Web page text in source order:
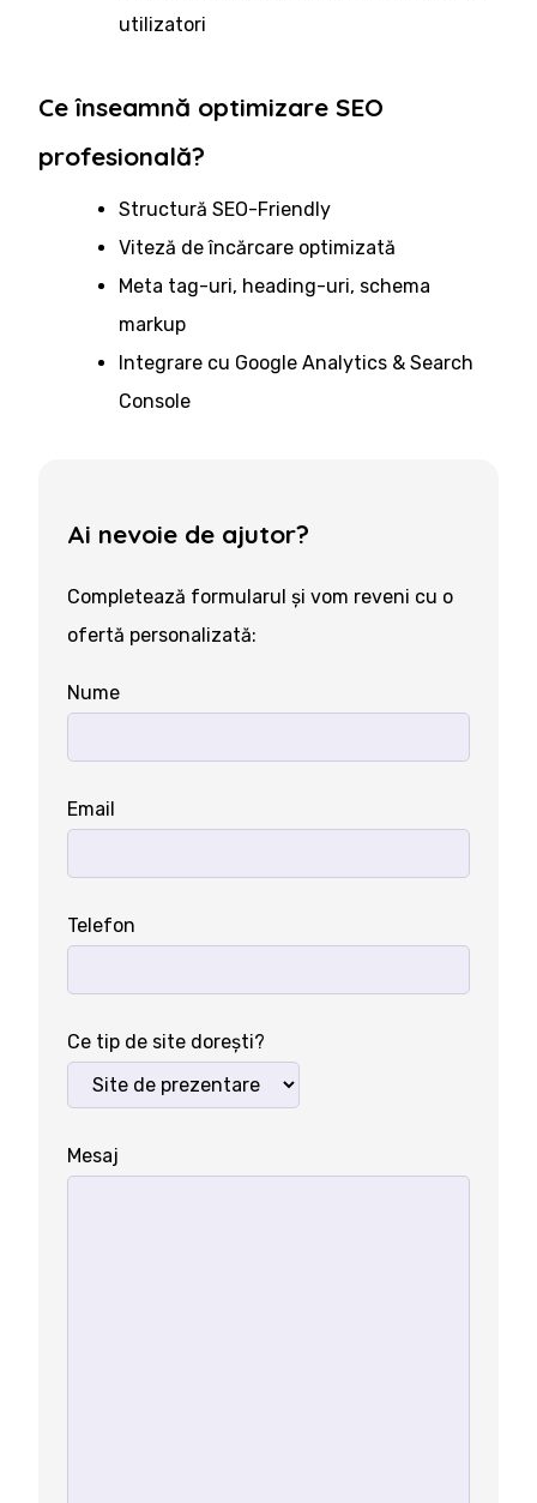
utilizatori
Ce înseamnă optimizare SEO
profesională?
Structură SEO-Friendly
Viteză de încărcare optimizată
Meta tag-uri, heading-uri, schema
markup
Integrare cu Google Analytics & Search
Console
Ai nevoie de ajutor?
Completează formularul și vom reveni cu o
ofertă personalizată:
Nume
Email
Telefon
Ce tip de site dorești?
Mesaj